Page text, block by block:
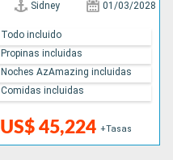
Sidney 01/03/2028
US$ 45,224 +Tasas
Todo incluido
Propinas incluidas
Noches AzAmazing incluidas
Comidas incluidas